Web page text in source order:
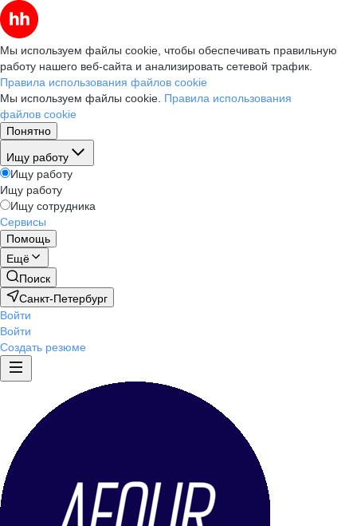
Мы используем файлы cookie, чтобы обеспечивать правильную
работу нашего веб-сайта и анализировать сетевой трафик.
Правила использования файлов cookie
Мы используем файлы cookie. Правила использования
файлов cookie
Понятно
Ищу работу
Ищу работу
Ищу работу
Ищу сотрудника
Сервисы
Помощь
Ещё
Поиск
Санкт-Петербург
Войти
Войти
Создать резюме